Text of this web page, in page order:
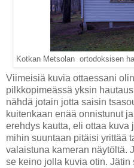
Kotkan Metsolan ortodoksisen
Viimeisiä kuvia ottaessani
pilkkopimeässä yksin
nähdä jotain jotta saisin
kuitenkaan enää onnistunut
erehdys kautta, eli ottaa kuva
mihin suuntaan pitäisi yrittää
valaistuna kameran näytöltä.
se keino jolla kuvia otin. Jätin